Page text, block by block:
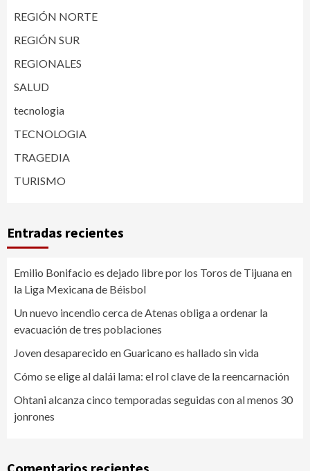
REGIÓN NORTE
REGIÓN SUR
REGIONALES
SALUD
tecnologia
TECNOLOGIA
TRAGEDIA
TURISMO
Entradas recientes
Emilio Bonifacio es dejado libre por los Toros de Tijuana en
la Liga Mexicana de Béisbol
Un nuevo incendio cerca de Atenas obliga a ordenar la
evacuación de tres poblaciones
Joven desaparecido en Guaricano es hallado sin vida
Cómo se elige al dalái lama: el rol clave de la reencarnación
Ohtani alcanza cinco temporadas seguidas con al menos 30
jonrones